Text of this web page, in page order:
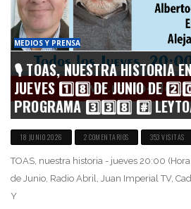
MEDIOS Y PRENSA
🎙️ TOAS, NUESTRA HISTORIA
JUEVES 1️⃣8️⃣ DE JUNIO DE
PROGRAMA 3️⃣3️⃣8️⃣ #️⃣
18 JUNIO 2026 2 COMENTARIOS 353 VISITAS
TOAS, nuestra historia - jueves 20:00
de Junio, Radio Abril, Juan Imperial TV,
Y